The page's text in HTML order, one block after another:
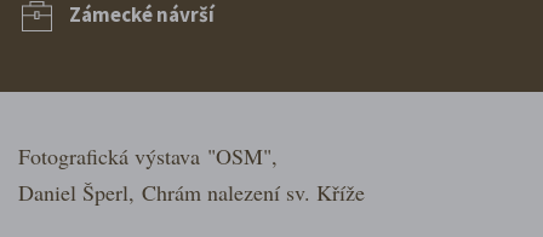
Zámecké návrší
Fotografická výstava "OSM",
Daniel Šperl, Chrám nalezení sv. Kříže